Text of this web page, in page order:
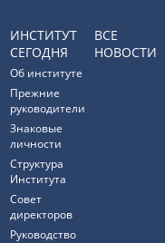
ИНСТИТУТ
СЕГОДНЯ
Об институте
Прежние
руководители
Знаковые
личности
Структура
Института
Совет
директоров
Руководство
ВСЕ
НОВОСТИ